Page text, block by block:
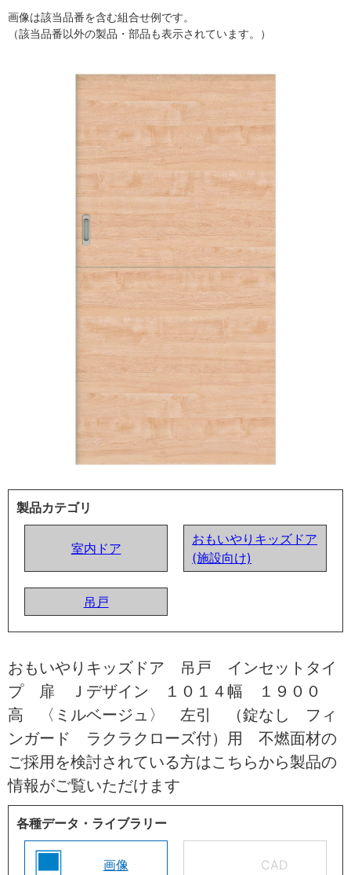
画像は該当品番を含む組合せ例です。
（該当品番以外の製品・部品も表示されています。）
製品カテゴリ
室内ドア
おもいやりキッズドア
(施設向け)
吊戸
おもいやりキッズドア 吊戸 インセットタイ
プ 扉 Ｊデザイン １０１４幅 １９００
高 〈ミルベージュ〉 左引 （錠なし フィ
ンガード ラクラクローズ付）用 不燃面材の
ご採用を検討されている方はこちらから製品の
情報がご覧いただけます
各種データ・ライブラリー
画像 CAD